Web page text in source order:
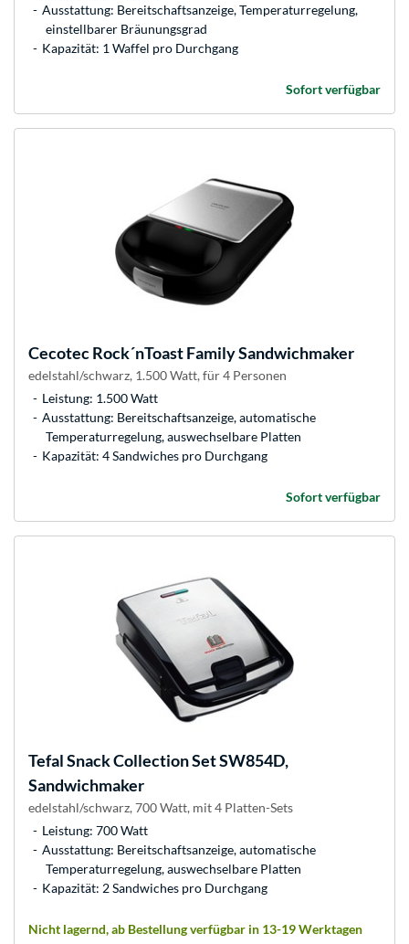
Ausstattung: Bereitschaftsanzeige, Temperaturregelung,
einstellbarer Bräunungsgrad
Kapazität: 1 Waffel pro Durchgang
Sofort verfügbar
CecotecRock´nToast Family Sandwichmaker
edelstahl/schwarz, 1.500 Watt, für 4 Personen
Leistung: 1.500 Watt
Ausstattung: Bereitschaftsanzeige, automatische
Temperaturregelung, auswechselbare Platten
Kapazität: 4 Sandwiches pro Durchgang
Sofort verfügbar
TefalSnack Collection Set SW854D,
Sandwichmaker
edelstahl/schwarz, 700 Watt, mit 4 Platten-Sets
Leistung: 700 Watt
Ausstattung: Bereitschaftsanzeige, automatische
Temperaturregelung, auswechselbare Platten
Kapazität: 2 Sandwiches pro Durchgang
Nicht lagernd, ab Bestellung verfügbar in 13-19 Werktagen